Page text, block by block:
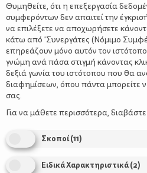
Πώς να καθαρίσετε
πλυντήριο – Διώξτε μια
Θυμηθείτε, ότι η επεξεργασία
συμφερόντων δεν απαιτεί την
να επιλέξετε να αποχωρήσετε
κάτω από 'Συνεργάτες (Νόμιμο
επηρεάζουν μόνο αυτόν τον
γνώμη ανά πάσα στιγμή κάνοντας
δεξιά γωνία του ιστότοπου που θα
διαφημίσεων, όπου πάντα μπορείτε
σας.
Για να μάθετε περισσότερα,
Σκοποί(11)
Ειδικά Χαρακτηριστικά(2)